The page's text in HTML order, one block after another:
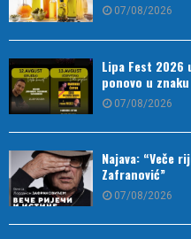
07/08/2026
Lipa Fest 2026
ponovo u
07/08/2026
Najava: “Veče
Zafranović”
07/08/2026